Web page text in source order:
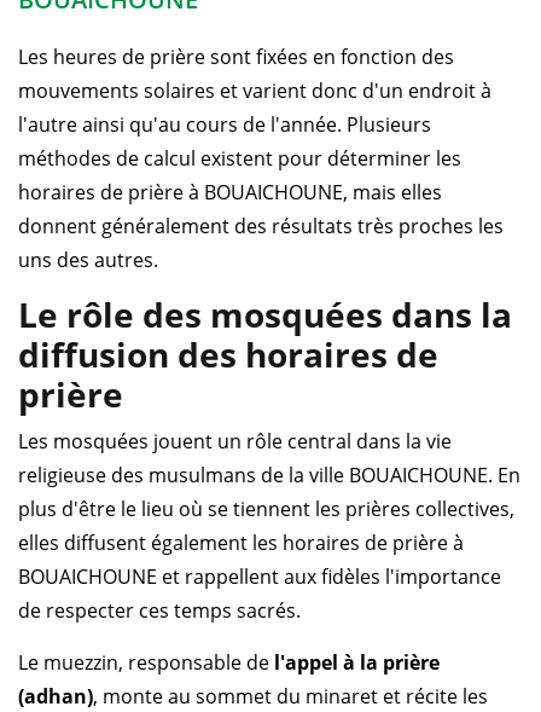
Les heures de prière sont fixées en fonction des
mouvements solaires et varient donc d'un endroit à
l'autre ainsi qu'au cours de l'année. Plusieurs
méthodes de calcul existent pour déterminer les
horaires de prière à BOUAICHOUNE, mais elles
donnent généralement des résultats très proches les
uns des autres.
Le rôle des mosquées dans la
diffusion des horaires de
prière
Les mosquées jouent un rôle central dans la vie
religieuse des musulmans de la ville BOUAICHOUNE. En
plus d'être le lieu où se tiennent les prières collectives,
elles diffusent également les horaires de prière à
BOUAICHOUNE et rappellent aux fidèles l'importance
de respecter ces temps sacrés.
Le muezzin, responsable de l'appel à la prière
(adhan), monte au sommet du minaret et récite les